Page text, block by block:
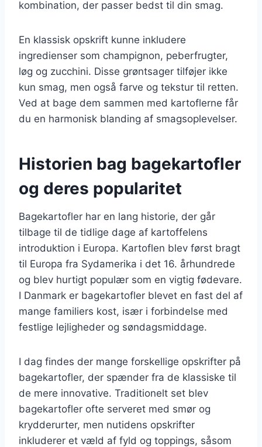
kombination, der passer bedst til din smag.
En klassisk opskrift kunne inkludere
ingredienser som champignon, peberfrugter,
løg og zucchini. Disse grøntsager tilføjer ikke
kun smag, men også farve og tekstur til retten.
Ved at bage dem sammen med kartoflerne får
du en harmonisk blanding af smagsoplevelser.
Historien bag bagekartofler
og deres popularitet
Bagekartofler har en lang historie, der går
tilbage til de tidlige dage af kartoffelens
introduktion i Europa. Kartoflen blev først bragt
til Europa fra Sydamerika i det 16. århundrede
og blev hurtigt populær som en vigtig fødevare.
I Danmark er bagekartofler blevet en fast del af
mange familiers kost, især i forbindelse med
festlige lejligheder og søndagsmiddage.
I dag findes der mange forskellige opskrifter på
bagekartofler, der spænder fra de klassiske til
de mere innovative. Traditionelt set blev
bagekartofler ofte serveret med smør og
krydderurter, men nutidens opskrifter
inkluderer et væld af fyld og toppings, såsom